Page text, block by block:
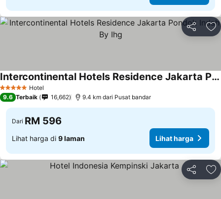
Kongsi
5 Bintang Hotel
Intercontinental Hotels Residence Jakarta Pondok Indah By Ihg
9.6 Terbaik 16,662 9.4 km dari Pusat bandar
Dari RM 596
Lihat harga di 9 laman Lihat harga
Kongsi